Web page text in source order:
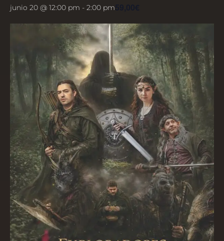
junio 20 @ 12:00 pm - 2:00 pm